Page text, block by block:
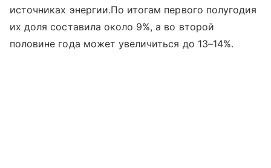
источниках энергии.По итогам первого полугодия
их доля составила около 9%, а во второй
половине года может увеличиться до 13–14%.